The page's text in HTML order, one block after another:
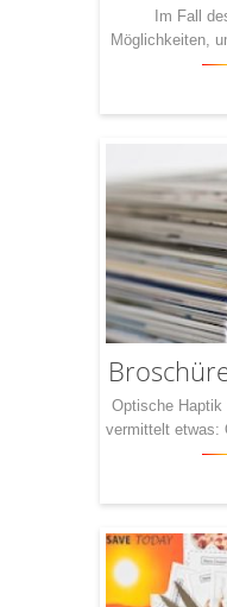
Im Fall
Möglichkeiten,
was Sie so
werden so
sich unsere
Unser Fazit:
Optische Haptik
vermittelt etwas:
Um nur
Broschüre auch
auch gekonnt
eben. Mit
Broschüre